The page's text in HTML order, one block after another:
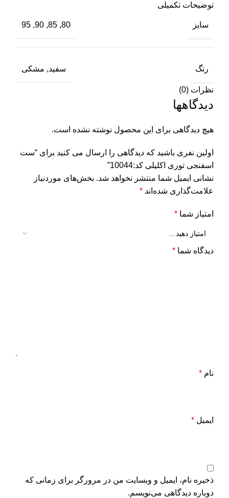
توضیحات تکمیلی
سایز 80, 85, 90, 95
رنگ سفید, مشکی
نظرات (0)
دیدگاهها
هیچ دیدگاهی برای این محصول نوشته نشده است.
اولین نفری باشید که دیدگاهی را ارسال می کنید برای “ست
اسفنجی توری اکلیلی کد:10044”
نشانی ایمیل شما منتشر نخواهد شد. بخش‌های موردنیاز
علامت‌گذاری شده‌اند *
امتیاز شما *
دیدگاه شما *
نام *
ایمیل *
ذخیره نام، ایمیل و وبسایت من در مرورگر برای زمانی که
دوباره دیدگاهی می‌نویسم.